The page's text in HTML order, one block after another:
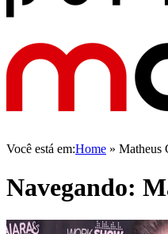
Você está em:Home » Matheus
Navegando: